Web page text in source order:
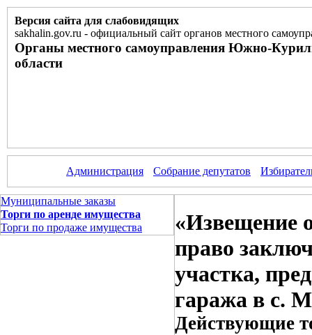
Версия сайта для слабовидящих
sakhalin.gov.ru - официальный сайт органов местного
Органы местного самоуправления Южно-
области
Администрация Собрание депутатов
Муниципальные заказы
Торги по аренде имущества
Торги по продаже имущества
«Извещение
право
участка,
гаража в с.
Действующие